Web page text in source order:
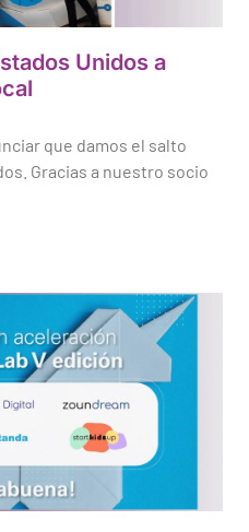
Unidos a
que damos el salto
Gracias a nuestro socio